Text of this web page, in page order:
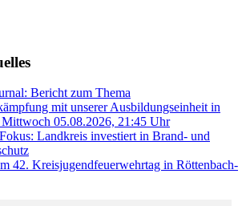
Bericht zum Thema
mit unserer Ausbildungseinheit in
Mittwoch 05.08.2026, 21:45 Uhr
Landkreis investiert in Brand- und
42. Kreisjugendfeuerwehrtag in Röttenbach-